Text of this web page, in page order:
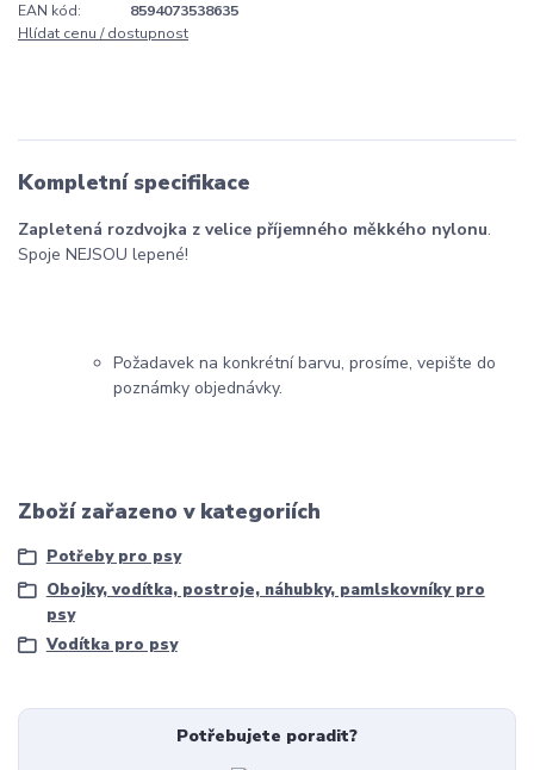
EAN kód:
8594073538635
Hlídat cenu / dostupnost
Kompletní specifikace
Zapletená rozdvojka z velice příjemného měkkého nylonu.
Spoje NEJSOU lepené!
Požadavek na konkrétní barvu, prosíme, vepište do
poznámky objednávky.
Zboží zařazeno v kategoriích
Potřeby pro psy
Obojky, vodítka, postroje, náhubky, pamlskovníky pro
psy
Vodítka pro psy
Potřebujete poradit?